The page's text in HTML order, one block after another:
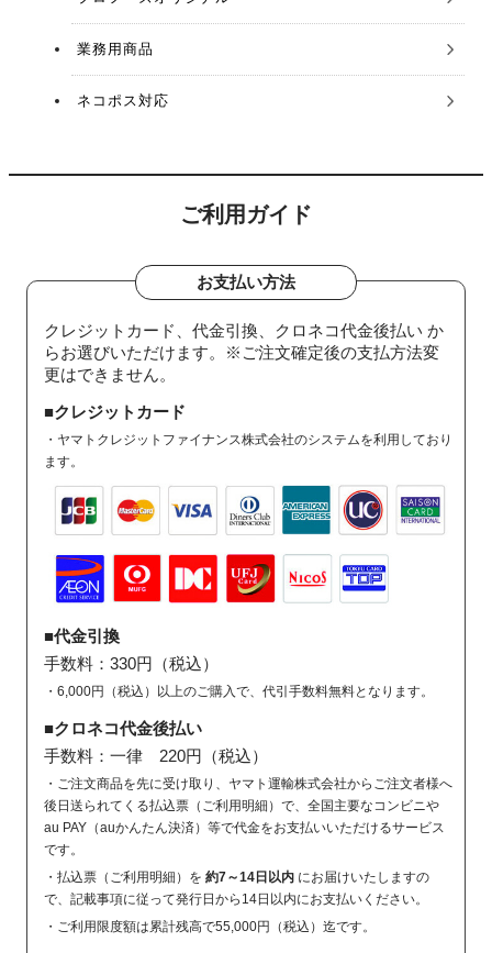
業務用商品
ネコポス対応
ご利用ガイド
お支払い方法
クレジットカード、代金引換、クロネコ代金後払い か
らお選びいただけます。※ご注文確定後の支払方法変
更はできません。
■クレジットカード
・ヤマトクレジットファイナンス株式会社のシステムを利用しており
ます。
■代金引換
手数料：330円（税込）
・6,000円（税込）以上のご購入で、代引手数料無料となります。
■クロネコ代金後払い
手数料：一律 220円（税込）
・ご注文商品を先に受け取り、ヤマト運輸株式会社からご注文者様へ
後日送られてくる払込票（ご利用明細）で、全国主要なコンビニや
au PAY（auかんたん決済）等で代金をお支払いいただけるサービス
です。
・払込票（ご利用明細）を約7～14日以内 にお届けいたしますの
で、記載事項に従って発行日から14日以内にお支払いください。
・ご利用限度額は累計残高で55,000円（税込）迄です。